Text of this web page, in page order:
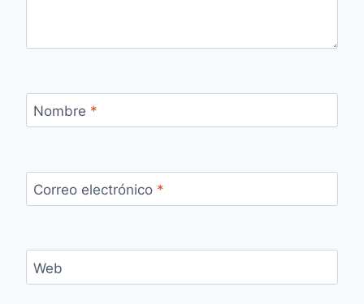
Nombre *
Correo electrónico *
Web